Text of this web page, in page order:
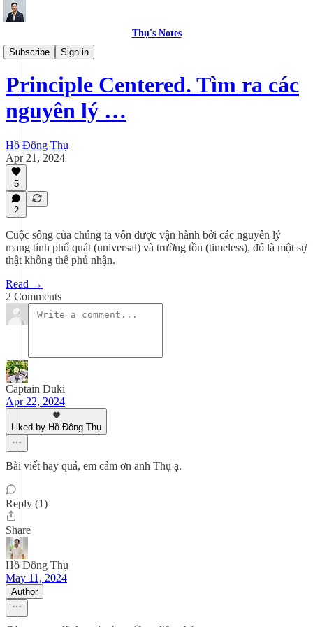
Thụ's Notes
Subscribe
Sign in
Lifestyle
Principle Centered. Tìm ra các
nguyên lý …
Hồ Đông Thụ
Apr 21, 2024
5
2
Cuộc sống của chúng ta vốn được vận hành bởi các nguyên lý
mang tính phổ quát (universal) và trường tồn (timeless), đó là một sự
thật không thể phủ nhận.
Read →
2 Comments
Captain Duki
Apr 22, 2024
Liked by Hồ Đông Thụ
Bài viết hay quá, em cảm ơn anh Thụ ạ.
Reply (1)
Share
Hồ Đông Thụ
May 11, 2024
Author